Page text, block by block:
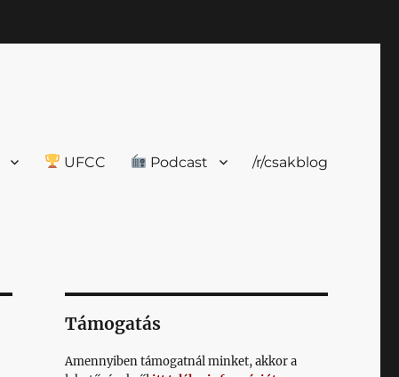
UFCC Podcast /r/csakblog
Támogatás
Amennyiben támogatnál minket, akkor a